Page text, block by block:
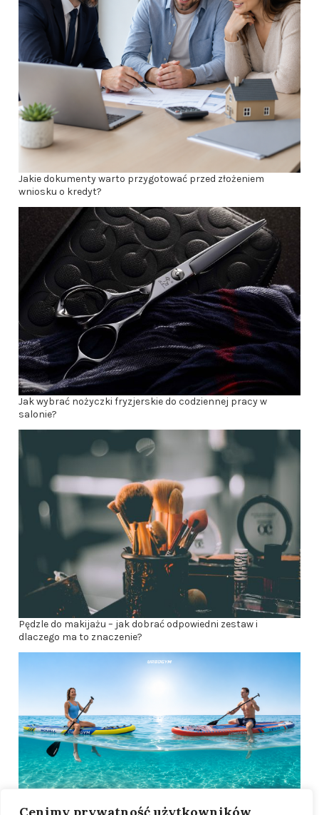
Jakie dokumenty warto przygotować przed złożeniem
wniosku o kredyt?
Jak wybrać nożyczki fryzjerskie do codziennej pracy w
salonie?
Pędzle do makijażu – jak dobrać odpowiedni zestaw i
dlaczego ma to znaczenie?